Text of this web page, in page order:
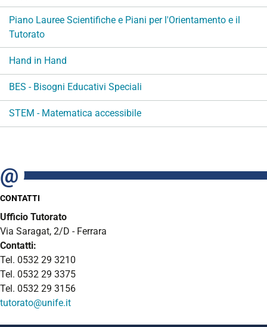
Piano Lauree Scientifiche e Piani per l'Orientamento e il
Tutorato
Hand in Hand
BES - Bisogni Educativi Speciali
STEM - Matematica accessibile
CONTATTI
Ufficio Tutorato
Via Saragat, 2/D - Ferrara
Contatti:
Tel. 0532 29 3210
Tel. 0532 29 3375
Tel. 0532 29 3156
tutorato@unife.it